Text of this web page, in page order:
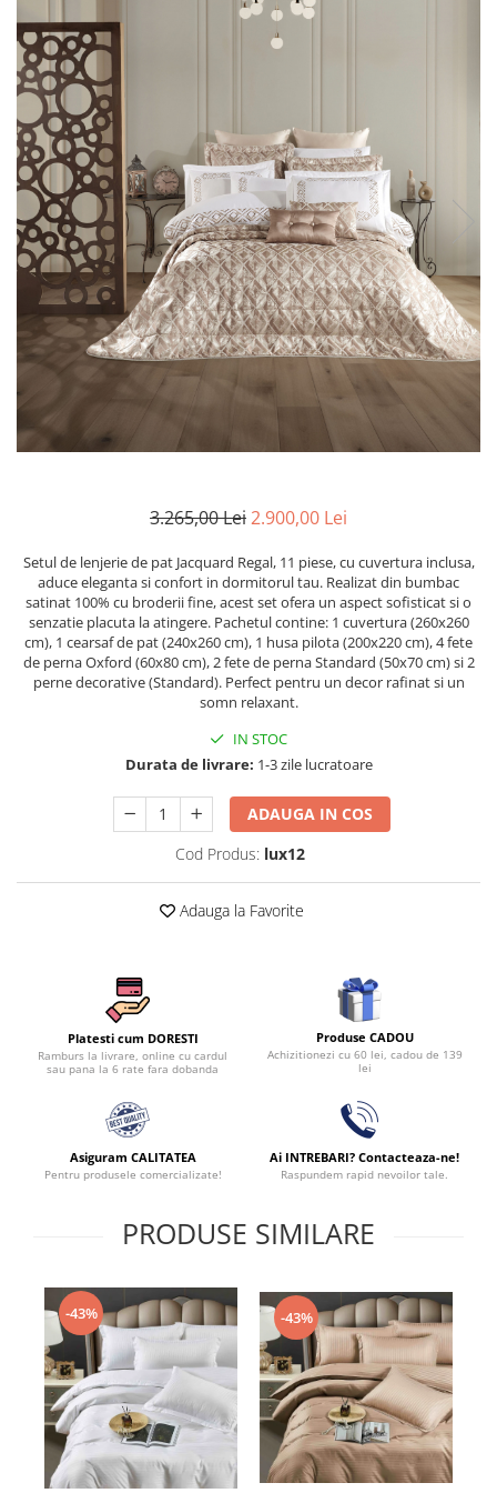
Cearceaf normal
Lenjerii De Pat Creponate
Lenjerii De Pat Bumbac Poplin 2
Persoane
Lenjerii De Pat Bumbac Poplin,
Matlasate, 2 Persoane
Lenjerii De Pat Bumbac Satinat 2
Persoane
Lenjerii De Pat Volanase
Lenjerii De Pat, Finet Premium 3D,
2 Persoane
Lenjerii De Pat Jacquard
Lenjerii De Pat Catifea
Lenjerii De Pat Cocolino
Set Lenjerie Pat Blanita Iepure, 6
Lenjerii De Pat Premium Collection
Set Lenjerie De Pat, 7 Piese, Cu
Pilota / Cuvertura Inclusa
Set Lenjerie De Pat Jacquard Regal,
11 Piese, Cuvertura Inclusa
Lenjerii Damasc Egiptean King Size
Lenjerii De Pat, Finet Premium, 1
Lenjerii De Pat Damasc 1 Persoana
Lenjerii De Pat, Imprimeu 3D, 1
Persoana
3.265,00 Lei2.900,00 Lei
Setul de lenjerie de pat Jacquard Regal, 11 piese, cu cuvertura inclusa,
aduce eleganta si confort in dormitorul tau. Realizat din bumbac
satinat 100% cu broderii fine, acest set ofera un aspect sofisticat si o
senzatie placuta la atingere. Pachetul contine: 1 cuvertura (260x260
cm), 1 cearsaf de pat (240x260 cm), 1 husa pilota (200x220 cm), 4 fete
de perna Oxford (60x80 cm), 2 fete de perna Standard (50x70 cm) si 2
perne decorative (Standard). Perfect pentru un decor rafinat si un
somn relaxant.
IN STOC
Durata de livrare: 1-3 zile lucratoare
ADAUGA IN COS
Cod Produs: lux12
Adauga la Favorite
Platesti cum DORESTI
Ramburs la livrare, online cu cardul
sau pana la 6 rate fara dobanda
Produse CADOU
Achizitionezi cu 60 lei, cadou de 139
lei
Asiguram CALITATEA
Pentru produsele comercializate!
Ai INTREBARI? Contacteaza-ne!
Raspundem rapid nevoilor tale.
PRODUSE SIMILARE
-43% -43%